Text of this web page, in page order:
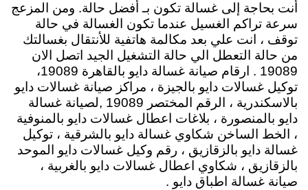
أنت بحاجة إلى غسالة تكون بـ أفضل حالة. ومن المزعج
سرعة تراكم الغسيل عندما تكون الغسالة في حالة
توقف ، انت علي بعد مكالمة هاتفية للأنتقال بغسالتك
من حالة التعطل الي حالة التشغيل الجيد اتصل الان
19089 . ارقام صيانة غسالة دايو بالقاهرة 19089،
توكيل غسالات دايو بالجيزة ، مراكز صيانة غسالات دايو
بالاسكندرية ، الرقم المختصر 19089 ,لصيانة غسالة
دايو بالمنصورة ، بلاغات اعطال غسالات دايو بالمنوفية
، الخط الساخن شكاوي غسالة دايو بالشرقية ، توكيل
غسالة دايو بالزقازيق ، رقم وكيل غسالات دايو الموحد
بالزقازيق ، شكاوي اعطال غسالات دايو بالغربية ،
صيانة غسالة اطباق دايو .